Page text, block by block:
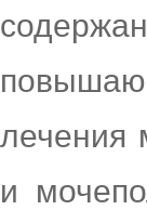
лечения
и